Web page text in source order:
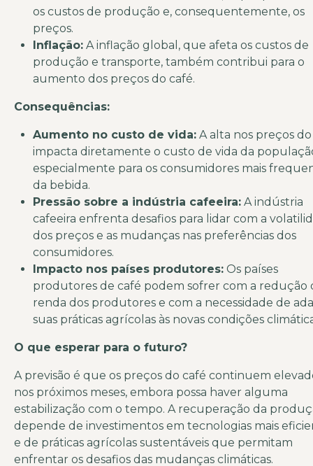
os custos de produção e, consequentemente, os
preços.
Inflação: A inflação global, que afeta os custos de
produção e transporte, também contribui para o
aumento dos preços do café.
Consequências:
Aumento no custo de vida: A alta nos preços
impacta diretamente o custo de vida da
especialmente para os consumidores mais
da bebida.
Pressão sobre a indústria cafeeira: A indústria
cafeeira enfrenta desafios para lidar com a
dos preços e as mudanças nas preferências dos
consumidores.
Impacto nos países produtores: Os países
produtores de café podem sofrer com a redução
renda dos produtores e com a necessidade de
suas práticas agrícolas às novas condições
O que esperar para o futuro?
A previsão é que os preços do café continuem
nos próximos meses, embora possa haver alguma
estabilização com o tempo. A recuperação da
depende de investimentos em tecnologias mais
e de práticas agrícolas sustentáveis que permitam
enfrentar os desafios das mudanças climáticas.